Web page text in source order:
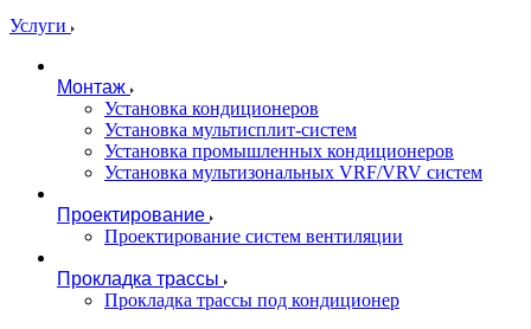
Услуги
Монтаж
Установка кондиционеров
Установка мультисплит-систем
Установка промышленных кондиционеров
Установка мультизональных VRF/VRV систем
Проектирование
Проектирование систем вентиляции
Прокладка трассы
Прокладка трассы под кондиционер